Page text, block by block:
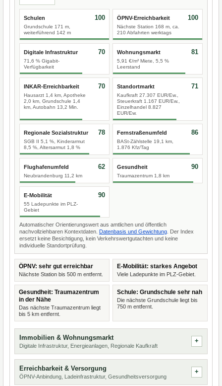
Schulen
Grundschule 171 m,
weiterführend 142 m
100 ÖPNV-Erreichbarkeit
Nächste Station 168 m, ca.
210 Abfahrten werktags
100
Digitale Infrastruktur
71,6 % Gigabit-
Verfügbarkeit
70 Wohnungsmarkt
5,91 €/m² Miete, 5,5 %
Leerstand
81
INKAR-Erreichbarkeit
Hausarzt 1,4 km, Apotheke
2,0 km, Grundschule 1,4
km, Autobahn 13,2 Min.
70 Standortmarkt
Kaufkraft 27.307 EUR/Ew.,
Steuerkraft 1.167 EUR/Ew.,
Einzelhandel 8.827
EUR/Ew.
71
Regionale Sozialstruktur
SGB II 5,1 %, Kinderarmut
8,5 %, Altersarmut 1,8 %
78 Fernstraßenumfeld
BASt-Zählstelle 19,1 km,
1.876 Kfz/Tag
86
Flughafenumfeld
Neubrandenburg 11,2 km
62 Gesundheit
Traumazentrum 1,8 km
90
E-Mobilität
55 Ladepunkte im PLZ-
Gebiet
90
Automatischer Orientierungswert aus amtlichen und öffentlich
nachvollziehbaren Kontextdaten. Datenbasis und Gewichtung . Der Index
ersetzt keine Besichtigung, kein Verkehrswertgutachten und keine
individuelle Standortprüfung.
ÖPNV: sehr gut erreichbar
Nächste Station bis 500 m entfernt.
E-Mobilität: starkes Angebot
Viele Ladepunkte im PLZ-Gebiet.
Gesundheit: Traumazentrum
in der Nähe
Das nächste Traumazentrum liegt
bis 5 km entfernt.
Schule: Grundschule sehr nah
Die nächste Grundschule liegt bis
750 m entfernt.
Immobilien & Wohnungsmarkt
Digitale Infrastruktur, Energieanlagen, Regionale Kaufkraft
Erreichbarkeit & Versorgung
ÖPNV-Anbindung, Ladeinfrastruktur, Gesundheitsversorgung